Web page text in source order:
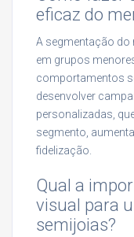
eficaz do
A segmentação do
em grupos
comportamentos
desenvolver
personalizadas,
segmento,
fidelização.
Qual a
visual para
semijoias?